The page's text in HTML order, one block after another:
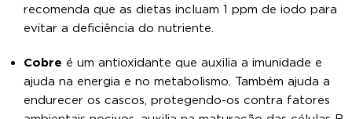
recomenda que as dietas incluam 1 ppm de iodo para
evitar a deficiência do nutriente.
Cobre é um antioxidante que auxilia a imunidade e
ajuda na energia e no metabolismo. Também ajuda a
endurecer os cascos, protegendo-os contra fatores